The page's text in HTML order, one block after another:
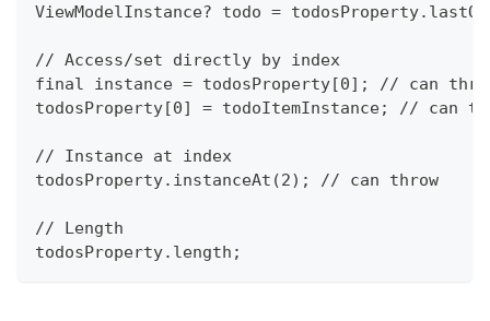
ViewModelInstance? todo =
// Access/set directly by index
final instance = todosProperty[0]; // can
todosProperty[0] = todoItemInstance; // can
// Instance at index
todosProperty.instanceAt(2); // can throw
// Length
todosProperty.length;